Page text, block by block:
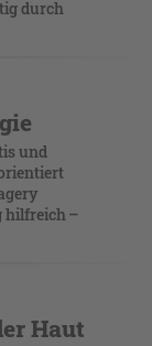
durch
und
hilfreich –
Haut